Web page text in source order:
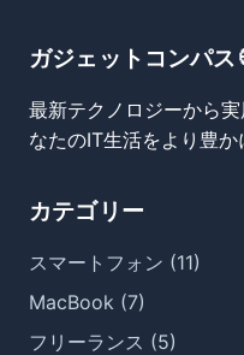
ガジェットコンパス
最新テクノロジーから
なたのIT生活をより豊か
カテゴリー
スマートフォン (11)
MacBook (7)
フリーランス (5)